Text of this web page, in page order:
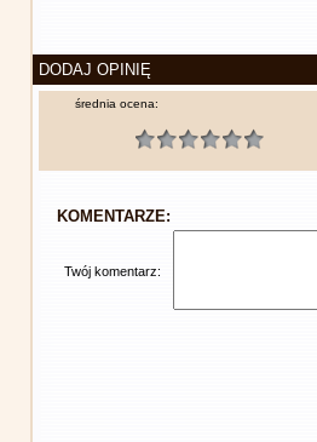
DODAJ OPINIĘ
średnia ocena:
KOMENTARZE:
Twój komentarz: